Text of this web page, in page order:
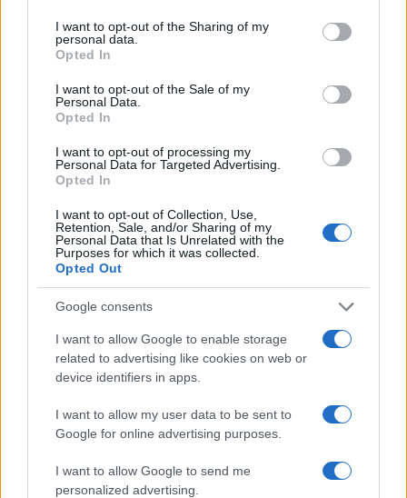
not limited to your visit or usage behaviour. You may click to
grant or deny consent to Google and its third-party tags to
use your data for below specified purposes in below Google
consent section.
I want to opt-out of the Sharing of my
personal data.
Opted In
I want to opt-out of the Sale of my
Personal Data.
Opted In
I want to opt-out of processing my
Personal Data for Targeted Advertising.
Opted In
I want to opt-out of Collection, Use,
Retention, Sale, and/or Sharing of my
Personal Data that Is Unrelated with the
Purposes for which it was collected.
Opted Out
Google consents
I want to allow Google to enable storage
related to advertising like cookies on web or
device identifiers in apps.
I want to allow my user data to be sent to
Google for online advertising purposes.
I want to allow Google to send me
personalized advertising.
À lire aussi